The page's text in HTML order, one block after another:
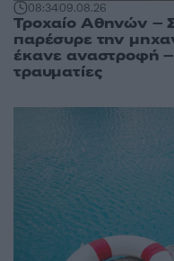
08:3409.08.26
Τροχαίο Αθηνών –
παρέσυρε την
έκανε αναστροφή
τραυματίες